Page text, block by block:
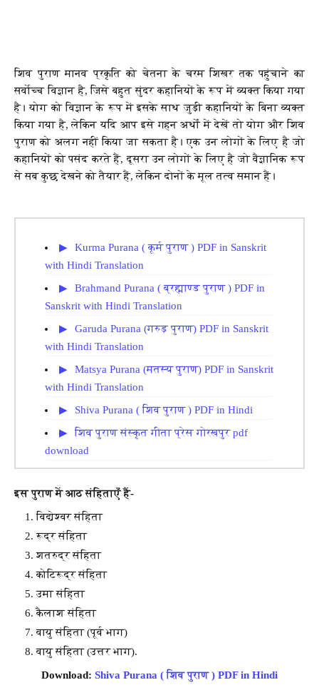
शिव पुराण मानव प्रकृति को चेतना के चरम शिखर तक पहुंचाने का
सर्वोच्च विज्ञान है, जिसे बहुत सुंदर कहानियों के रूप में व्यक्त किया गया
है। योग को विज्ञान के रूप में इसके साथ जुड़ी कहानियों के बिना व्यक्त
किया गया है, लेकिन यदि आप इसे गहन अर्थों में देखें तो योग और शिव
पुराण को अलग नहीं किया जा सकता है। एक उन लोगों के लिए है जो
कहानियों को पसंद करते हैं, दूसरा उन लोगों के लिए है जो वैज्ञानिक रूप
से सब कुछ देखने को तैयार हैं, लेकिन दोनों के मूल तत्व समान हैं।
Kurma Purana ( कूर्म पुराण ) PDF in Sanskrit
with Hindi Translation
Brahmand Purana ( ब्रह्माण्ड पुराण ) PDF in
Sanskrit with Hindi Translation
Garuda Purana (गरुड़ पुराण) PDF in Sanskrit
with Hindi Translation
Matsya Purana (मतस्य पुराण) PDF in Sanskrit
with Hindi Translation
Shiva Purana ( शिव पुराण ) PDF in Hindi
शिव पुराण संस्कृत गीता प्रेस गोरखपुर pdf
download
इस पुराण में आठ संहिताएँ हैं-
विद्येश्वर संहिता
रूद्र संहिता
शतरुद्र संहिता
कोटिरूद्र संहिता
उमा संहिता
कैलाश संहिता
वायु संहिता (पूर्व भाग)
वायु संहिता (उत्तर भाग).
Download: Shiva Purana ( शिव पुराण ) PDF in Hindi